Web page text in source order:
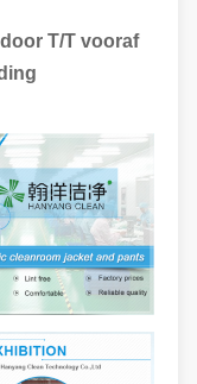
T/T vooraf